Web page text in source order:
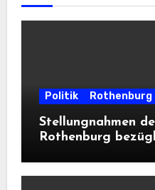
Politik Rothenburg
Stellungnahmen
Rothenburg